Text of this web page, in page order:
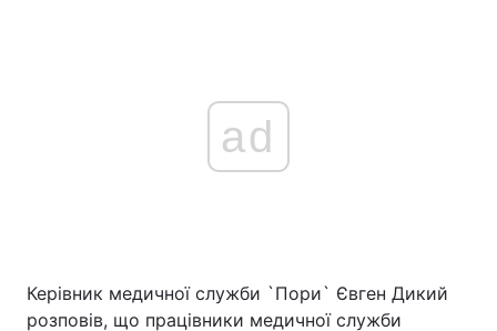
ad
Керівник медичної служби `Пори` Євген Дикий
розповів, що працівники медичної служби